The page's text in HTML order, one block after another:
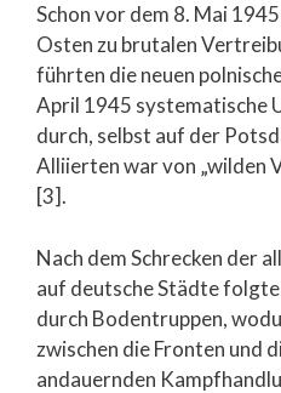
Schon vor dem 8. Mai
Osten zu brutalen
führten die neuen
April 1945 systematische
durch, selbst auf der
Alliierten war von „wilden
[3].
Nach dem Schrecken der
auf deutsche Städte
durch Bodentruppen,
zwischen die Fronten und
andauernden